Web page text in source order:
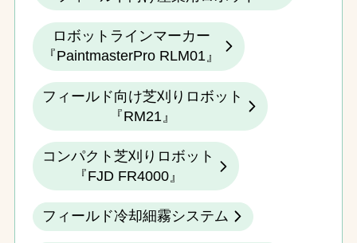
ロボットラインマーカー
『PaintmasterPro RLM01』
フィールド向け芝刈りロボット
『RM21』
コンパクト芝刈りロボット
『FJD FR4000』
フィールド冷却細霧システム